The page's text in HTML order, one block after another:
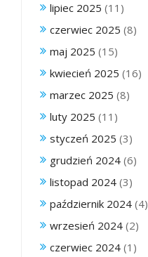
lipiec 2025 (11)
czerwiec 2025 (8)
maj 2025 (15)
kwiecień 2025 (16)
marzec 2025 (8)
luty 2025 (11)
styczeń 2025 (3)
grudzień 2024 (6)
listopad 2024 (3)
październik 2024 (4)
wrzesień 2024 (2)
czerwiec 2024 (1)